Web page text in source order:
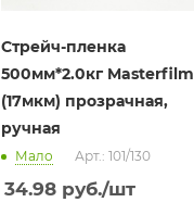
Стрейч-пленка
500мм*2.0кг Masterfilm
(17мкм) прозрачная,
ручная
Мало Арт.: 101/130
34.98руб./шт